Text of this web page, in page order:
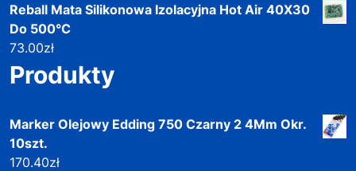
Reball Mata Silikonowa Izolacyjna Hot Air 40X30
Do 500°C
73.00zł
Produkty
Marker Olejowy Edding 750 Czarny 2 4Mm Okr.
10szt.
170.40zł